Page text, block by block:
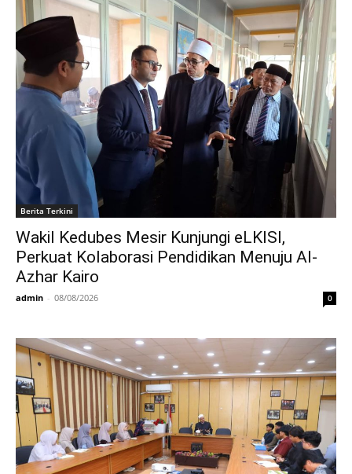
Berita Terkini
Wakil Kedubes Mesir Kunjungi eLKISI,
Perkuat Kolaborasi Pendidikan Menuju Al-
Azhar Kairo
admin - 08/08/2026 0